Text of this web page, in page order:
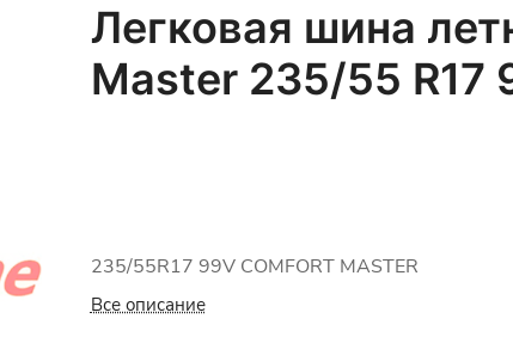
Легковая шина
Master 235/55 R17
235/55R17 99V COMFORT MASTER
Все описание